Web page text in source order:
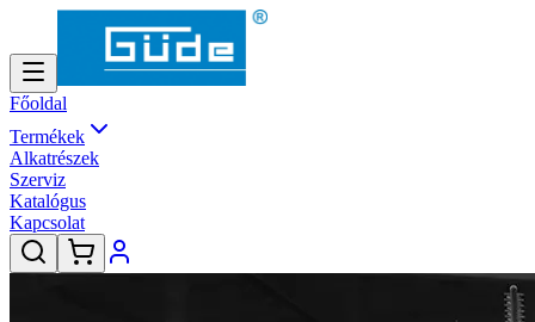
Főoldal
Termékek
Alkatrészek
Szerviz
Katalógus
Kapcsolat